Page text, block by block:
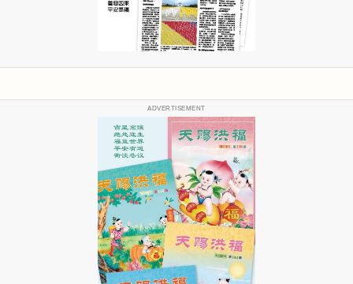
ADVERTISEMENT